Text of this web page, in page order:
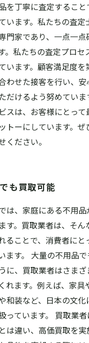
を丁寧に査定するこ
います。私たちの査定
門家であり、一点一
。私たちの査定プロセ
います。顧客満足度
わせた接客を行い、
だけるよう努めてい
スは、お客様にとっ
トーにしています。ぜ
ください。
も買取可能
は、家庭にある不用
す。買取業者は、そ
ることで、消費者にと
ます。 大量の不用品
に、買取業者はさま
れます。例えば、家具
和装など、日本の文
っています。 買取業
は違い、高価買取を実